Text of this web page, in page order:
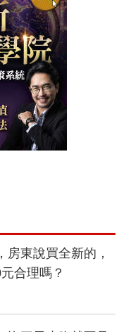
房東說買全新的，
合理嗎？